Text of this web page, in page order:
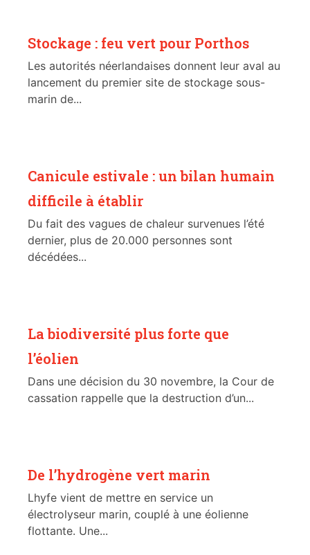
Stockage : feu vert pour Porthos
Les autorités néerlandaises donnent leur aval au
lancement du premier site de stockage sous-
marin de...
Canicule estivale : un bilan humain
difficile à établir
Du fait des vagues de chaleur survenues l’été
dernier, plus de 20.000 personnes sont
décédées...
La biodiversité plus forte que
l’éolien
Dans une décision du 30 novembre, la Cour de
cassation rappelle que la destruction d’un...
De l’hydrogène vert marin
Lhyfe vient de mettre en service un
électrolyseur marin, couplé à une éolienne
flottante. Une...